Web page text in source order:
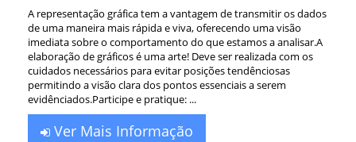
A representação gráfica tem a vantagem de transmitir os dados
de uma maneira mais rápida e viva, oferecendo uma visão
imediata sobre o comportamento do que estamos a analisar.A
elaboração de gráficos é uma arte! Deve ser realizada com os
cuidados necessários para evitar posições tendênciosas
permitindo a visão clara dos pontos essenciais a serem
evidênciados.Participe e pratique: ...
Ver Mais Informação